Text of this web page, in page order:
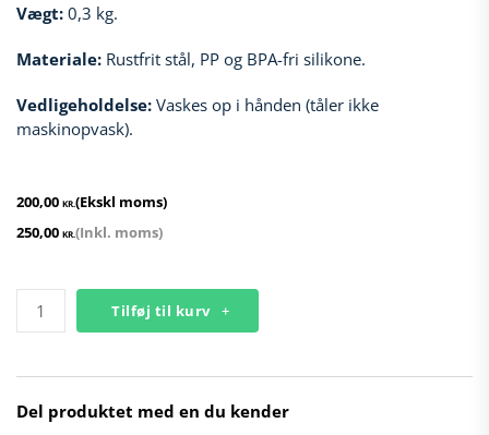
Vægt: 0,3 kg.
Materiale: Rustfrit stål, PP og BPA-fri silikone.
Vedligeholdelse: Vaskes op i hånden (tåler ikke
maskinopvask).
200,00 KR.(Ekskl moms)
250,00 KR.(Inkl. moms)
Vandflaske
Camouflage
Tilføj til kurv
Del produktet med en du kender